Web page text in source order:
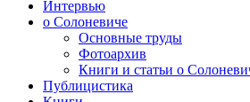
Интервью
о Солоневиче
Основные труды
Фотоархив
Книги и статьи о
Публицистика